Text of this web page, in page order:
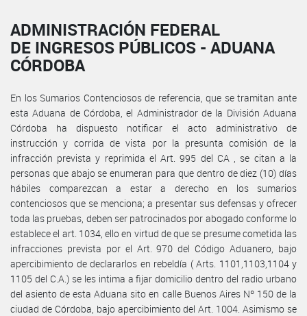
ADMINISTRACIÓN FEDERAL
DE INGRESOS PÚBLICOS - ADUANA
CÓRDOBA
En los Sumarios Contenciosos de referencia, que se tramitan ante
esta Aduana de Córdoba, el Administrador de la División Aduana
Córdoba ha dispuesto notificar el acto administrativo de
instrucción y corrida de vista por la presunta comisión de la
infracción prevista y reprimida el Art. 995 del CA , se citan a la
personas que abajo se enumeran para que dentro de diez (10) días
hábiles comparezcan a estar a derecho en los sumarios
contenciosos que se menciona; a presentar sus defensas y ofrecer
toda las pruebas, deben ser patrocinados por abogado conforme lo
establece el art. 1034, ello en virtud de que se presume cometida las
infracciones prevista por el Art. 970 del Código Aduanero, bajo
apercibimiento de declararlos en rebeldía ( Arts. 1101,1103,1104 y
1105 del C.A.) se les intima a fijar domicilio dentro del radio urbano
del asiento de esta Aduana sito en calle Buenos Aires Nº 150 de la
ciudad de Córdoba, bajo apercibimiento del Art. 1004. Asimismo se